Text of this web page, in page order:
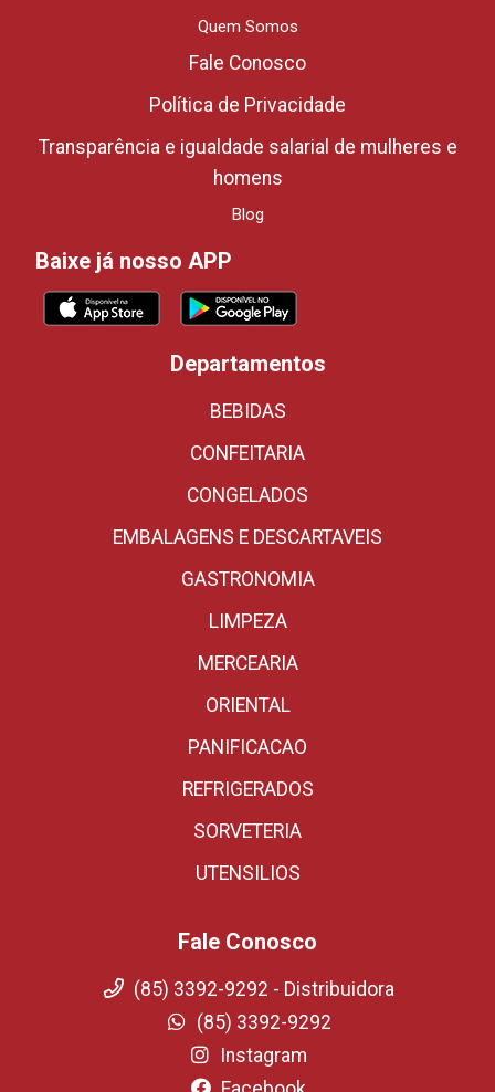
Quem Somos
Fale Conosco
Política de Privacidade
Transparência e igualdade salarial de mulheres e
homens
Blog
Baixe já nosso APP
Departamentos
BEBIDAS
CONFEITARIA
CONGELADOS
EMBALAGENS E DESCARTAVEIS
GASTRONOMIA
LIMPEZA
MERCEARIA
ORIENTAL
PANIFICACAO
REFRIGERADOS
SORVETERIA
UTENSILIOS
Fale Conosco
(85) 3392-9292 - Distribuidora
(85) 3392-9292
Instagram